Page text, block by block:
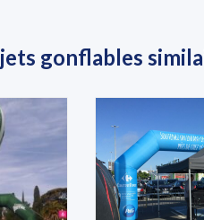
gonflables